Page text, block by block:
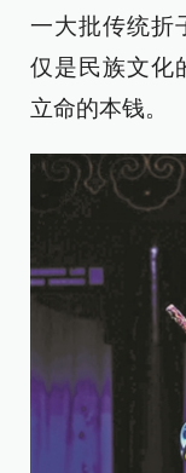
一大批传统折
仅是民族文化
立命的本钱。